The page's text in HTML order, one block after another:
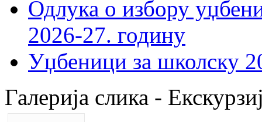
Одлука о избору
2026-27. годину
Уџбеници за школску
Галерија слика -